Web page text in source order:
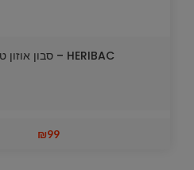
HERIBAC – סבון אוזון טהור
₪99